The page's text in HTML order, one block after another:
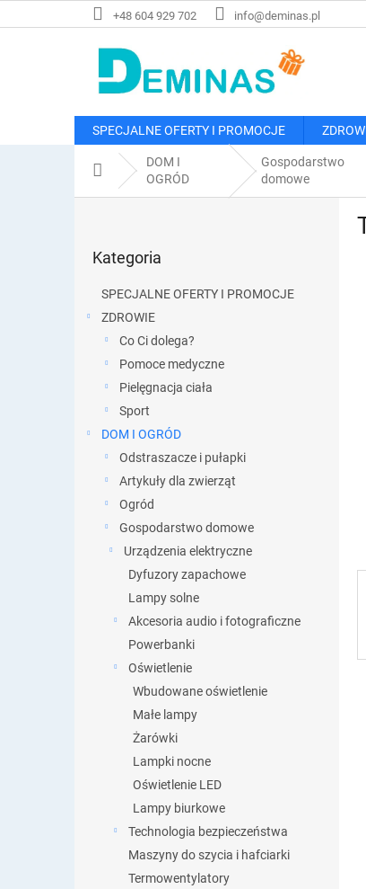
do
+48 604 929 702 info@deminas.pl
SPECJALNE OFERTY I PROMOCJE
Home
DOM I
OGRÓD
Gospodarstwo
domowe
kategorie
Kategoria
SPECJALNE OFERTY I PROMOCJE
ZDROWIE
Co Ci dolega?
Pomoce medyczne
Pielęgnacja ciała
Sport
DOM I OGRÓD
Odstraszacze i pułapki
Artykuły dla zwierząt
Ogród
Gospodarstwo domowe
Urządzenia elektryczne
Dyfuzory zapachowe
Lampy solne
Akcesoria audio i fotograficzne
Powerbanki
Oświetlenie
Wbudowane oświetlenie
Małe lampy
Żarówki
Lampki nocne
Oświetlenie LED
Lampy biurkowe
Technologia bezpieczeństwa
Maszyny do szycia i hafciarki
Termowentylatory